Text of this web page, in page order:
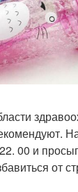
00 и
от